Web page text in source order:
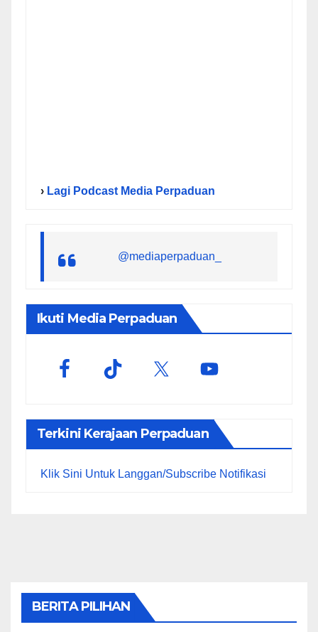
› Lagi Podcast Media Perpaduan
@mediaperpaduan_
Ikuti Media Perpaduan
Terkini Kerajaan Perpaduan
Klik Sini Untuk Langgan/Subscribe Notifikasi
BERITA PILIHAN